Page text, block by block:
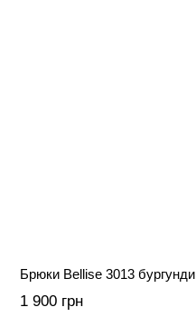
Брюки Bellise 3013 бургунди
1 900 грн